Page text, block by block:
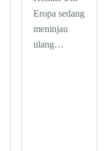
Eropa sedang
meninjau
ulang…